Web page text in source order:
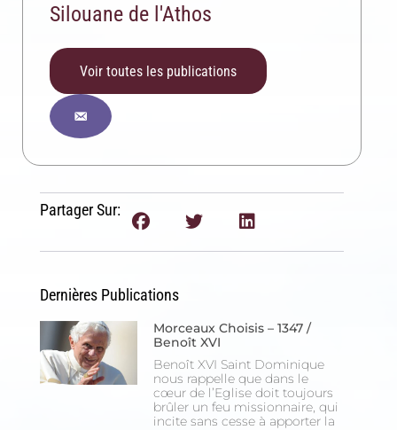
Silouane de l'Athos
Voir toutes les publications
Partager Sur:
Dernières Publications
Morceaux Choisis – 1347 /
Benoît XVI
Benoît XVI Saint Dominique
nous rappelle que dans le
cœur de l’Eglise doit toujours
brûler un feu missionnaire, qui
incite sans cesse à apporter la
veuillez indiquer ci-dessous votre adresse mail.
S'inscrire
Se désinscrire